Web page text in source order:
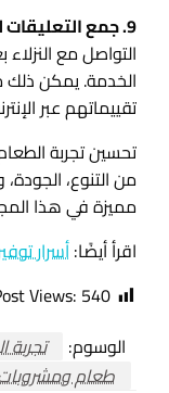
9. جمع التعليقات لتحسين الأداء
التواصل مع
الخدمة. يمكن ذلك
تقييماتهم عبر
تحسين تجربة
من التنوع، الجودة،
مميزة في هذا
اقرأ أيضًا:أسرار
Views:540
الوسوم:
تجربة
طعام